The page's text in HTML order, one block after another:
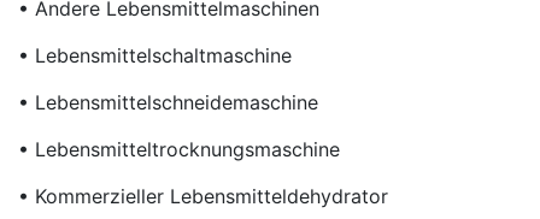
• Andere Lebensmittelmaschinen
• Lebensmittelschaltmaschine
• Lebensmittelschneidemaschine
• Lebensmitteltrocknungsmaschine
• Kommerzieller Lebensmitteldehydrator